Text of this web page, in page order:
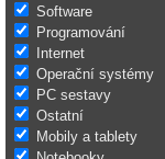
Software
Programování
Internet
Operační systémy
PC sestavy
Ostatní
Mobily a tablety